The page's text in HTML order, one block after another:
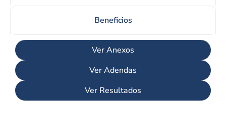
Beneficios
Ver Anexos
Ver Adendas
Ver Resultados